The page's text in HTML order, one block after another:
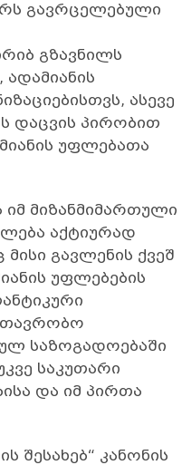
გავრცელებული
გზავნილს
ასევე
დაცვის პირობით
უფლებათა
მიზანმიმართული
აქტიურად
გავლენის ქვეშ
უფლებების
საზოგადოებაში
საკუთარი
და იმ პირთა
შესახებ“ კანონის